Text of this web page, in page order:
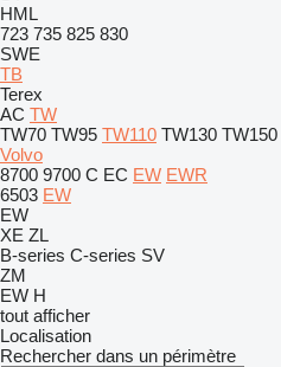
HML
723 735 825 830
SWE
TB
Terex
AC TW
TW70 TW95 TW110 TW130 TW150
Volvo
8700 9700 C EC EW EWR
6503 EW
EW
XE ZL
B-series C-series SV
ZM
EW H
tout afficher
Localisation
Rechercher dans un périmètre